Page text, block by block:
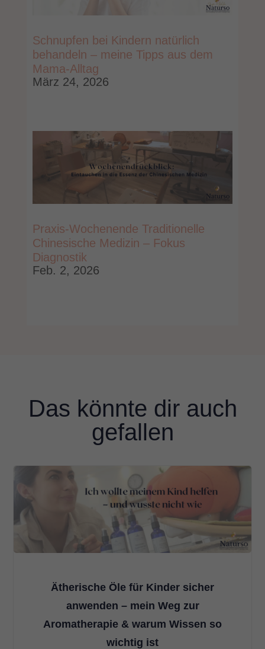
Schnupfen bei Kindern natürlich
behandeln – meine Tipps aus dem
Mama-Alltag
März 24, 2026
Praxis-Wochenende Traditionelle
Chinesische Medizin – Fokus
Diagnostik
Feb. 2, 2026
Das könnte dir auch
gefallen
Ätherische Öle für Kinder sicher
anwenden – mein Weg zur
Aromatherapie & warum Wissen so
wichtig ist